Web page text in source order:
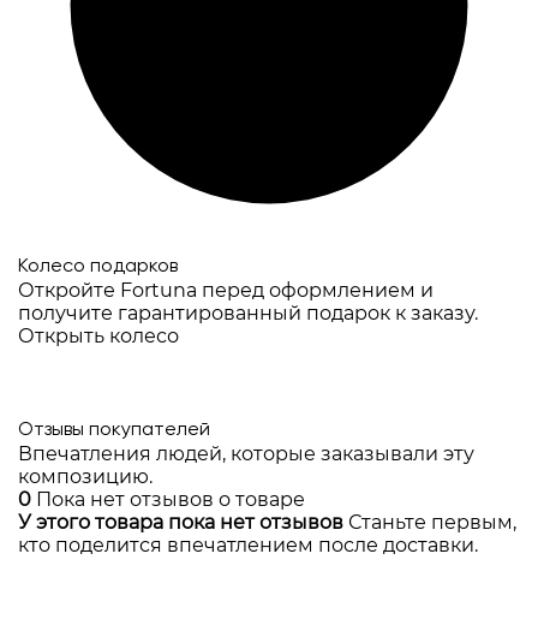
Колесо подарков
Откройте Fortuna перед оформлением и
получите гарантированный подарок к заказу.
Открыть колесо
Отзывы покупателей
Впечатления людей, которые заказывали эту
композицию.
0 Пока нет отзывов о товаре
У этого товара пока нет отзывов Станьте первым,
кто поделится впечатлением после доставки.